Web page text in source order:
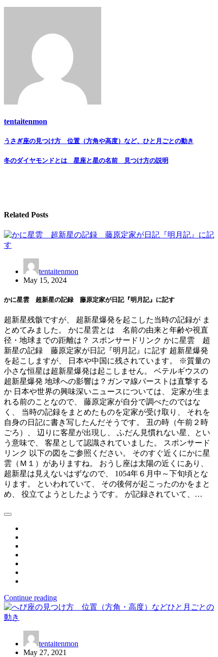
tentaitenmon
Post
navigation
うさぎ座の見つけ方 位置（方角や高度）など、ひと月ごとの動き
冬のダイヤモンドとは 星座と星の名前 見つけ方の説明
Related Posts
tentaitenmon
May 15, 2024
かに星雲 超新星の記録 藤原定家が日記『明月記』に記す
超新星残骸ですが、 超新星爆発を起こした当時の記録が ま
とめてみました。 かに星雲とは 名前の由来と年齢や視直
径・地球までの距離は？ スポンサードリンク かに星雲 超
新星の記録 藤原定家が日記『明月記』に記す 超新星爆発
を起こしますが、 日本や中国に残されています。 ※質量の
小さな恒星は超新星爆発は起こしません。 ベテルギウスの
超新星爆発 地球への影響は？ガンマ線バーストは直撃する
か 日本や世界の興味深いニュースについては、 定家が生ま
れる前のことなので、 藤原定家が自分で調べたのではな
く、 当時の記録をまとめたものを定家が受け取り、 それを
自身の日記に書き写したんだそうです。 丑の時（午前２時
ごろ）、 辺りに客星が出現し、 ふだん見慣れない星、とい
う意味で、 客星として認識されていました。 スポンサード
リンク 以下の図をご参照ください。 そのすぐ近くにかに星
雲（Ｍ１）がありますね。 おうし座は太陽の近くにあり、
超新星は見えないはずなので、 1054年６月中～下旬頃とな
ります。 といわれていて、 その後何が起こったのかをまと
め、 役立てようとしたようです。 が記録されていて、…
Continue reading
tentaitenmon
May 27, 2021